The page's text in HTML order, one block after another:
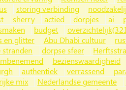
storing verbinding
sherry actied dorpjes ai
budget
en glitter Abu Dhabi cultuur
stranden dorpse sfeer
bezienswaardigheid
authentiek verrassend
mix Nederlandse gemeente